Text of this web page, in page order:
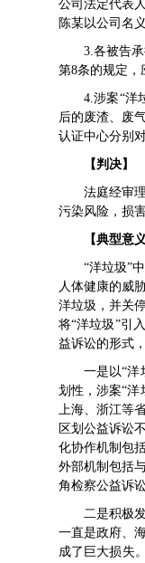
公司法定代表
陈某以公司名
3.各被告
第8条的规定，
4.涉案“洋
后的废渣、废
认证中心分别
【判决】
法庭经审
污染风险，损
【典型意义
“洋垃圾”
人体健康的威
洋垃圾，并关
将“洋垃圾”引
益诉讼的形式
一是以“洋
划性，涉案“
上海、浙江等
区划公益诉讼
化协作机制包
外部机制包括
角检察公益诉
二是积极
一直是政府、
成了巨大损失